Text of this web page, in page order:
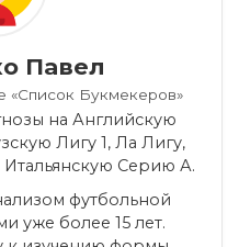
Павел
«Список Букмекеров»
на Английскую
Лигу 1, Ла Лигу,
Серию А.
футбольной
уже более 15 лет.